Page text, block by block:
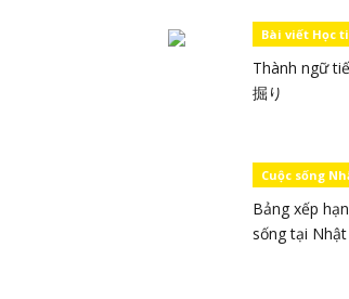
Bài viết Học
Thành ngữ
掘り
Cuộc sống
Bảng xếp
sống tại